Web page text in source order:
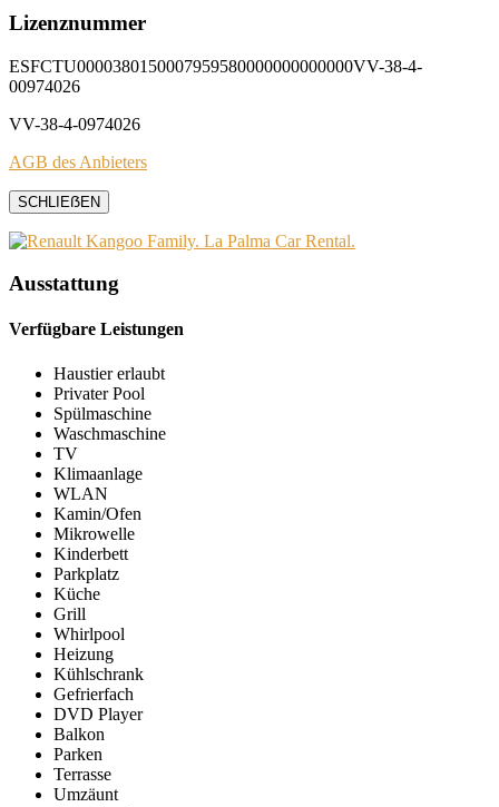
Lizenznummer
ESFCTU0000380150007959580000000000000VV-38-4-
00974026
VV-38-4-0974026
AGB des Anbieters
SCHLIEẞEN
Ausstattung
Verfügbare Leistungen
Haustier erlaubt
Privater Pool
Spülmaschine
Waschmaschine
TV
Klimaanlage
WLAN
Kamin/Ofen
Mikrowelle
Kinderbett
Parkplatz
Küche
Grill
Whirlpool
Heizung
Kühlschrank
Gefrierfach
DVD Player
Balkon
Parken
Terrasse
Umzäunt